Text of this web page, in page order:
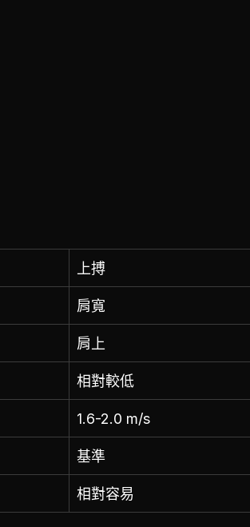
上搏
肩寬
肩上
相對較低
1.6-2.0 m/s
基準
相對容易